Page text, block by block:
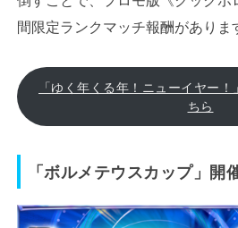
間限定ランクマッチ報酬がありま
「ゆく年くる年！ニューイヤー
ちら
「ボルメテウスカップ」開